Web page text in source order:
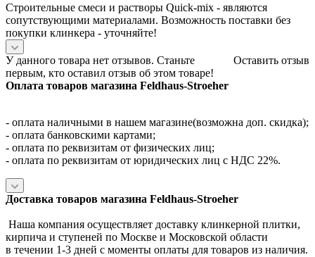
Строительные смеси и растворы Quick-mix - являются
сопутствующими материалами. Возможность поставки без
покупки клинкера - уточняйте!
Оставить отзыв
У данного товара нет отзывов. Станьте
первым, кто оставил отзыв об этом товаре!
Оплата товаров магазина Feldhaus-Stroeher
- оплата наличными в нашем магазине(возможна доп. скидка);
- оплата банковскими картами;
- оплата по реквизитам от физических лиц;
- оплата по реквизитам от юридических лиц с НДС 22%.
Доставка товаров магазина Feldhaus-Stroeher
Наша компания осуществляет доставку клинкерной плитки,
кирпича и ступеней по Москве и Московской области
в течении 1-3 дней с моменты оплаты для товаров из наличия.